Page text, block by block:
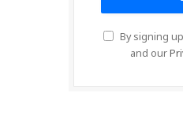
By signing
and our